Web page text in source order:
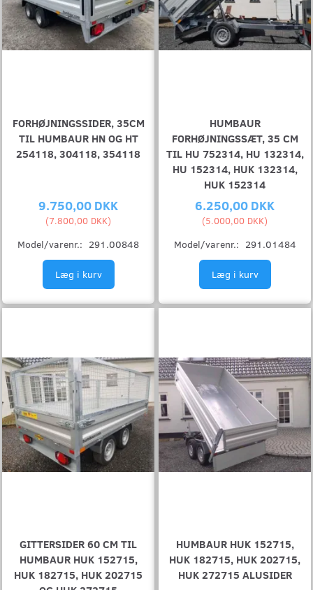
FORHØJNINGSSIDER, 35CM
TIL HUMBAUR HN OG HT
254118, 304118, 354118
9.750,00 DKK
(7.800,00 DKK)
Model/varenr.: 291.00848
Læg i kurv
HUMBAUR
FORHØJNINGSSÆT, 35 CM
TIL HU 752314, HU 132314,
HU 152314, HUK 132314,
HUK 152314
6.250,00 DKK
(5.000,00 DKK)
Model/varenr.: 291.01484
Læg i kurv
GITTERSIDER 60 CM TIL
HUMBAUR HUK 152715,
HUK 182715, HUK 202715
HUMBAUR HUK 152715,
HUK 182715, HUK 202715,
HUK 272715 ALUSIDER